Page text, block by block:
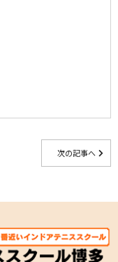
次の記事へ